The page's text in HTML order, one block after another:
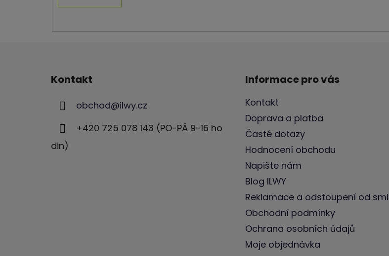
Kontakt
obchod@ilwy.cz
+420 725 078 143 (PO-PÁ 9-16 ho
din)
Informace pro vás
Kontakt
Doprava a platba
Časté dotazy
Hodnocení obchodu
Napište nám
Blog ILWY
Reklamace a odstoupení od
Obchodní podmínky
Ochrana osobních údajů
Moje objednávka